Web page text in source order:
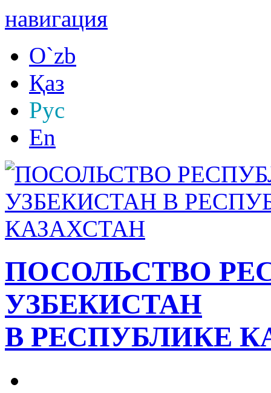
навигация
O`zb
Қаз
Рус
En
ПОСОЛЬСТВО
УЗБЕКИСТАН
В РЕСПУБЛИКЕ